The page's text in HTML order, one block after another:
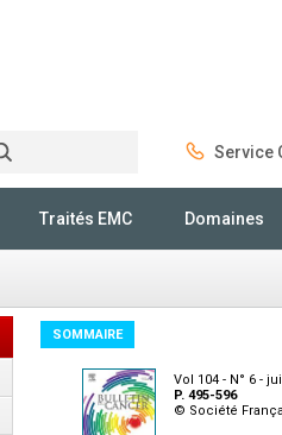
Service
Traités EMC Domaines
SOMMAIRE
Vol 104 - N° 6 -
P. 495-596
© Société